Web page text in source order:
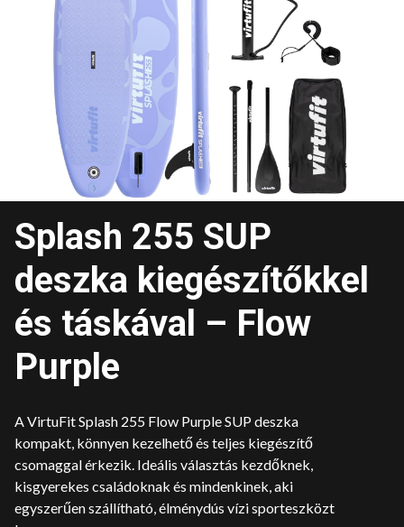
Splash 255 SUP
deszka kiegészítőkkel
és táskával – Flow
Purple
A VirtuFit Splash 255 Flow Purple SUP deszka
kompakt, könnyen kezelhető és teljes kiegészítő
csomaggal érkezik. Ideális választás kezdőknek,
kisgyerekes családoknak és mindenkinek, aki
egyszerűen szállítható, élménydús vízi sporteszközt